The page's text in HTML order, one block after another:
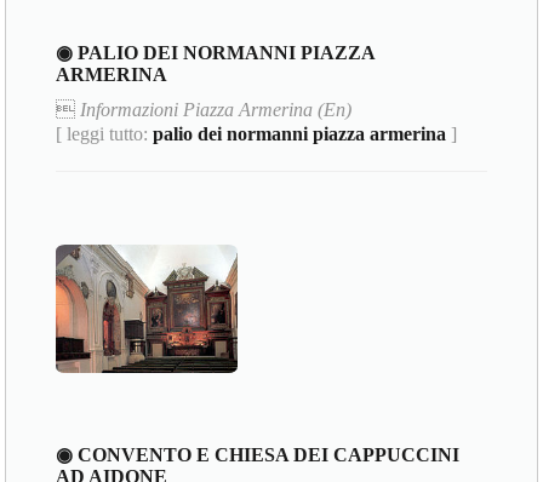
◉ PALIO DEI NORMANNI PIAZZA
ARMERINA
 Informazioni Piazza Armerina (En)
[ leggi tutto:palio dei normanni piazza armerina ]
◉ CONVENTO E CHIESA DEI CAPPUCCINI
AD AIDONE